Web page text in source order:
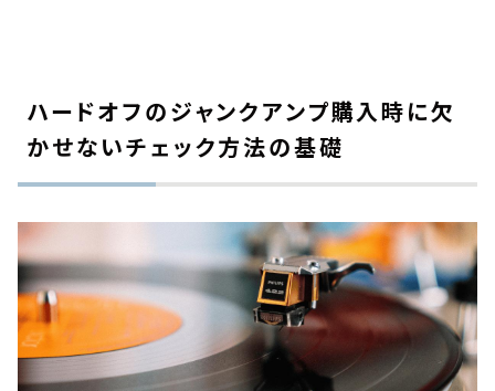
ハードオフのジャンクアンプ購入時に欠
かせないチェック方法の基礎